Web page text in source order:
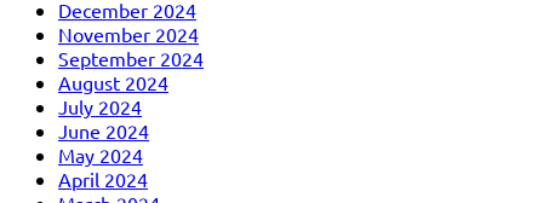
December 2024
November 2024
September 2024
August 2024
July 2024
June 2024
May 2024
April 2024